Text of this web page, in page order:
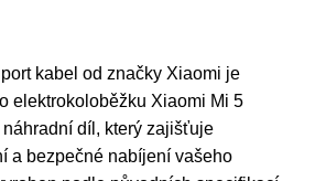
kabel od značky Xiaomi je
elektrokoloběžku Xiaomi Mi 5
náhradní díl, který zajišťuje
a bezpečné nabíjení vašeho